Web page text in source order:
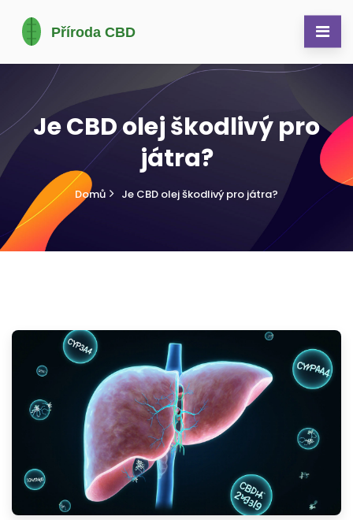
Je CBD olej škodlivý pro
játra?
Domů Je CBD olej škodlivý pro játra?